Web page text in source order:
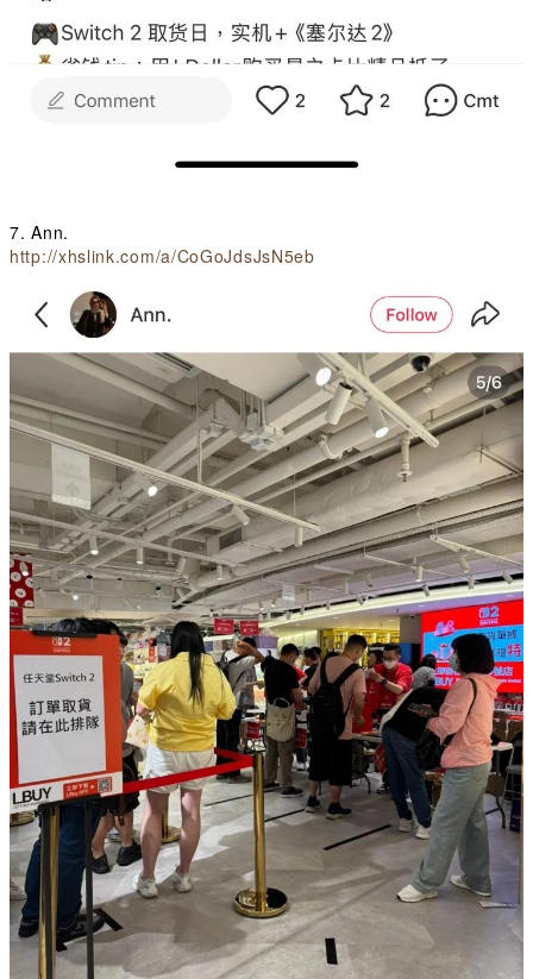
7. Ann.
http://xhslink.com/a/CoGoJdsJsN5eb